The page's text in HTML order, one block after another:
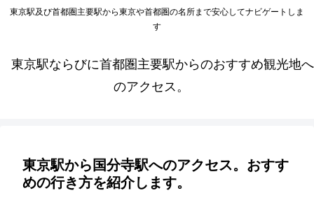
東京駅及び首都圏主要駅から東京や首都圏の名所まで安心してナビゲートしま
す
東京駅ならびに首都圏主要駅からのおすすめ観光地へ
のアクセス。
東京駅から国分寺駅へのアクセス。おすす
めの行き方を紹介します。